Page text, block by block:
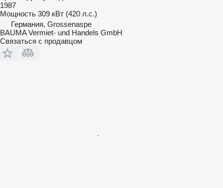
1987
Мощность 309 кВт (420 л.с.)
Германия, Grossenaspe
BAUMA Vermiet- und Handels GmbH
Связаться с продавцом